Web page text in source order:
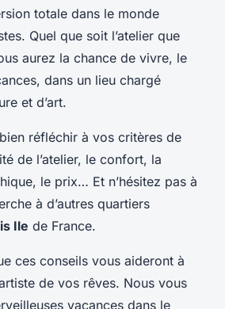
totale dans le monde
Quel que soit l’atelier que
aurez la chance de vivre, le
dans un lieu chargé
et d’art.
réfléchir à vos critères de
de l’atelier, le confort, la
le prix… Et n’hésitez pas à
à d’autres quartiers
Ile de France.
ces conseils vous aideront à
de vos rêves. Nous vous
vacances dans le